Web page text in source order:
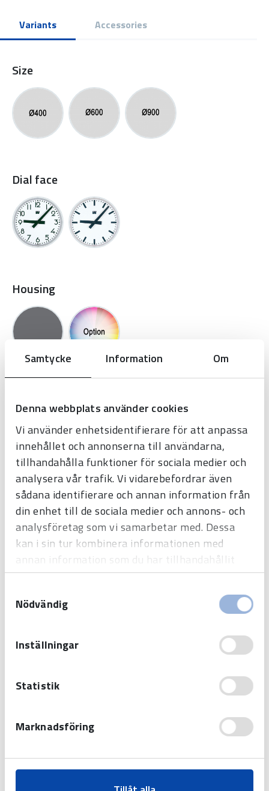
Samtycke Information Om
Denna webbplats använder cookies
Vi använder enhetsidentifierare för att anpassa
innehållet och annonserna till användarna,
tillhandahålla funktioner för sociala medier och
analysera vår trafik. Vi vidarebefordrar även
sådana identifierare och annan information från
din enhet till de sociala medier och annons- och
analysföretag som vi samarbetar med. Dessa
kan i sin tur kombinera informationen med
annan information som du har tillhandahållit
eller som de har samlat in när du har använt
Nödvändig
Inställningar
Statistik
Marknadsföring
Variants Accessories
Size
Dial face
Housing
Mounting
Synchronization